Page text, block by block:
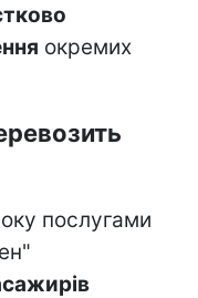
окремих
послугами